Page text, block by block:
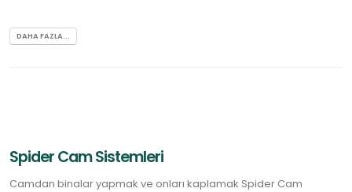
DAHA FAZLA...
Spider Cam Sistemleri
Camdan binalar yapmak ve onları kaplamak Spider Cam